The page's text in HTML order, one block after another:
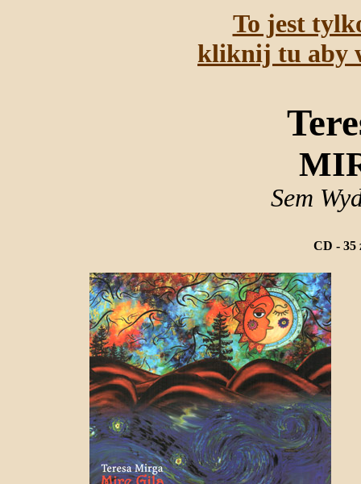
To jest
kliknij tu aby
Sem
CD - 35